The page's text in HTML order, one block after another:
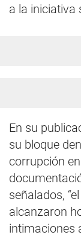
a la iniciativa
En su
su bloque
corrupción
señalados,
alcanzaron
intimaciones